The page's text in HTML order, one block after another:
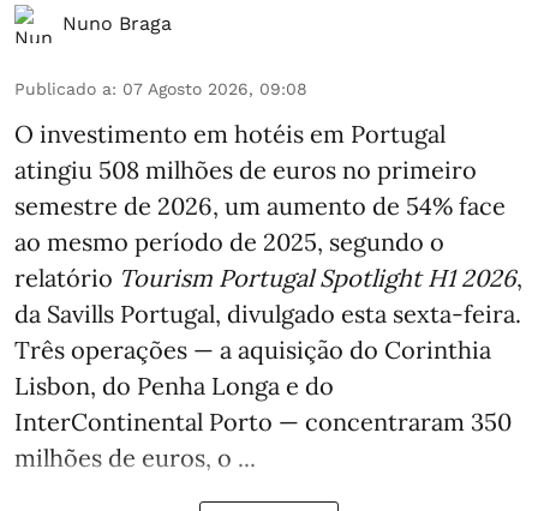
Nuno Braga
Publicado a: 07 Agosto 2026, 09:08
O investimento em hotéis em Portugal
atingiu 508 milhões de euros no primeiro
semestre de 2026, um aumento de 54% face
ao mesmo período de 2025, segundo o
relatório Tourism Portugal Spotlight H1 2026,
da Savills Portugal, divulgado esta sexta-feira.
Três operações — a aquisição do Corinthia
Lisbon, do Penha Longa e do
InterContinental Porto — concentraram 350
milhões de euros, o ...